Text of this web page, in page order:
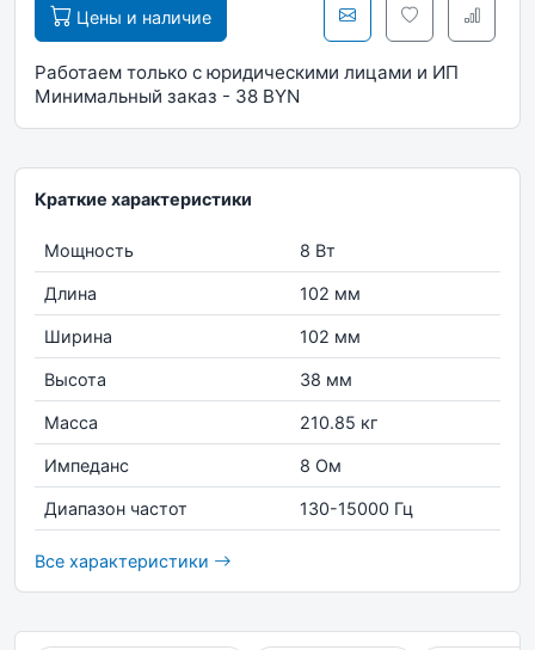
Цены и наличие
Работаем только с юридическими лицами и ИП
Минимальный заказ - 38 BYN
Краткие характеристики
Мощность 8 Вт
Длина 102 мм
Ширина 102 мм
Высота 38 мм
Масса 210.85 кг
Импеданс 8 Ом
Диапазон частот 130-15000 Гц
Все характеристики